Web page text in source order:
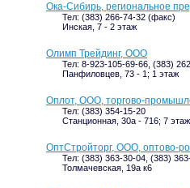
Ока-Сибирь, региональное
Тел: (383) 266-74-32 (факс)
Инская, 7 - 2 этаж
Олимп Трейдинг, ООО
Тел: 8-923-105-69-66, (383)
Панфиловцев, 73 - 1; 1 этаж
Оплот, ООО, торгово-
Тел: (383) 354-15-20
Станционная, 30а - 716; 7 этаж
ОптСтройторг, ООО, оптово-
Тел: (383) 363-30-04, (383)
Толмачевская, 19а к6